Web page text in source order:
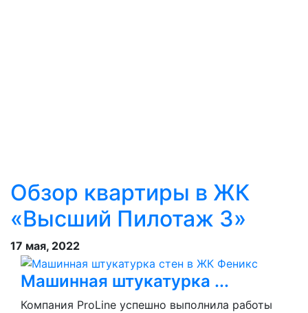
Обзор квартиры в ЖК
«Высший Пилотаж 3»
17 мая, 2022
Машинная штукатурка ...
Компания ProLine успешно выполнила работы